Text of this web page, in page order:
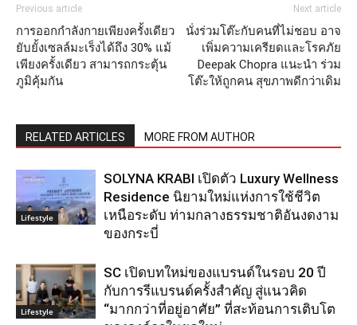
Previous article
การออกกำลังกายเพียงครั้งเดียว
ยับยั้งเซลล์มะเร็งได้ถึง 30% แม้
เพียงครั้งเดียว สามารถกระตุ้น
ภูมิคุ้มกัน
Next article
นั่งร่วมโต๊ะกับคนที่ไม่ชอบ อาจ
เพิ่มความเครียดและโรคภัย
Deepak Chopra แนะนำ ร่วม
โต๊ะให้ถูกคน สุขภาพดีกว่าเดิม
RELATED ARTICLES MORE FROM AUTHOR
Lifestyle
SOLYNA KRABI เปิดตัว Luxury Wellness
Residence นิยามใหม่แห่งการใช้ชีวิต
เหนือระดับ ท่ามกลางธรรมชาติอันงดงาม
ของกระบี่
Lifestyle
SC เปิดบทใหม่ของแบรนด์ในรอบ 20 ปี
กับการรีแบรนด์ครั้งสำคัญ สู่แนวคิด
“มากกว่าที่อยู่อาศัย” ที่สะท้อนการเติบโต